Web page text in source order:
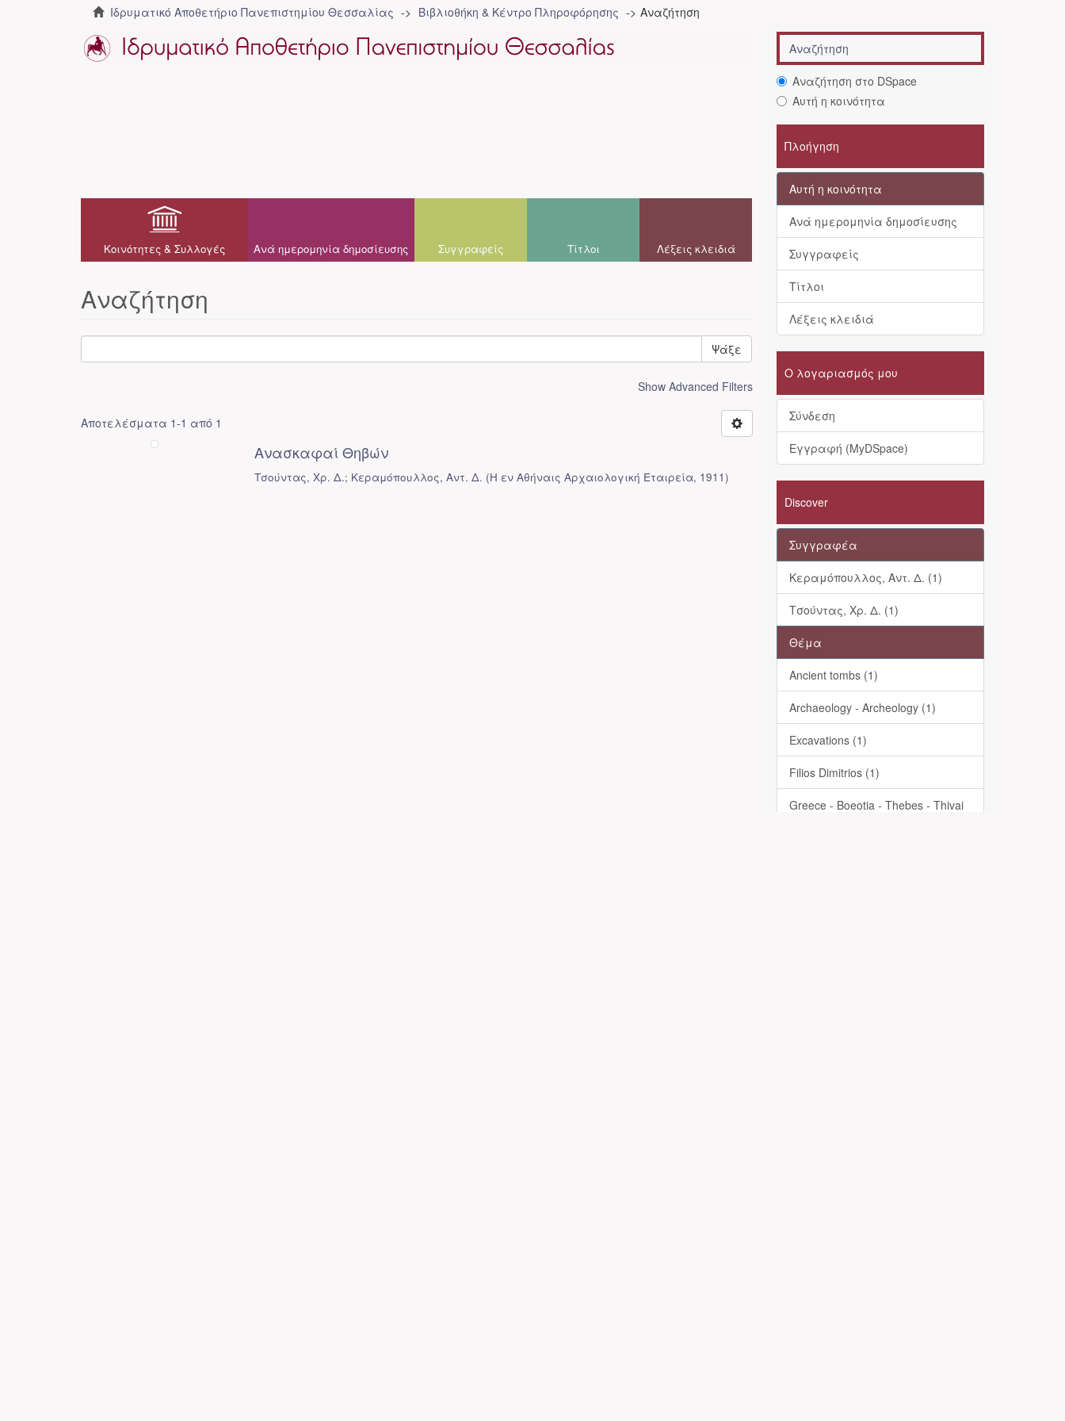
Ιδρυματικό Αποθετήριο Πανεπιστημίου Θεσσαλίας Βιβλιοθήκη & Κέντρο Πληροφόρησης Αναζήτηση
Κοινότητες & Συλλογές Ανά ημερομηνία δημοσίευσης Συγγραφείς Τίτλοι Λέξεις κλειδιά
Αναζήτηση
Ψάξε
Show Advanced Filters
Αποτελέσματα 1-1 από 1
Ανασκαφαί Θηβών
Τσούντας, Χρ. Δ.; Κεραμόπουλλος, Αντ. Δ. (Η εν Αθήναις Αρχαιολογική Εταιρεία, 1911)
Αναζήτηση στο DSpace
Αυτή η κοινότητα
Πλοήγηση
Αυτή η κοινότητα
Ανά ημερομηνία δημοσίευσης
Συγγραφείς
Τίτλοι
Λέξεις κλειδιά
Ο λογαριασμός μου
Σύνδεση
Εγγραφή (MyDSpace)
Discover
Συγγραφέα
Κεραμόπουλλος, Αντ. Δ. (1)
Τσούντας, Χρ. Δ. (1)
Θέμα
Ancient tombs (1)
Archaeology - Archeology (1)
Excavations (1)
Filios Dimitrios (1)
Greece - Boeotia - Thebes - Thivai